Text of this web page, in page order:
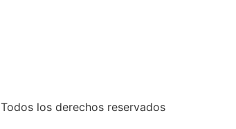
Todos los derechos reservados